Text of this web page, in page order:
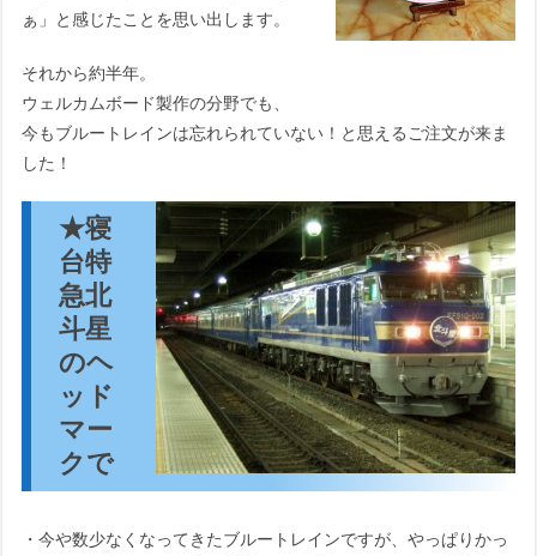
ぁ」と感じたことを思い出します。
それから約半年。
ウェルカムボード製作の分野でも、
今もブルートレインは忘れられていない！と思えるご注文が来ま
した！
★寝
台特
急北
斗星
のヘ
ッド
マー
クで
・今や数少なくなってきたブルートレインですが、やっぱりかっ